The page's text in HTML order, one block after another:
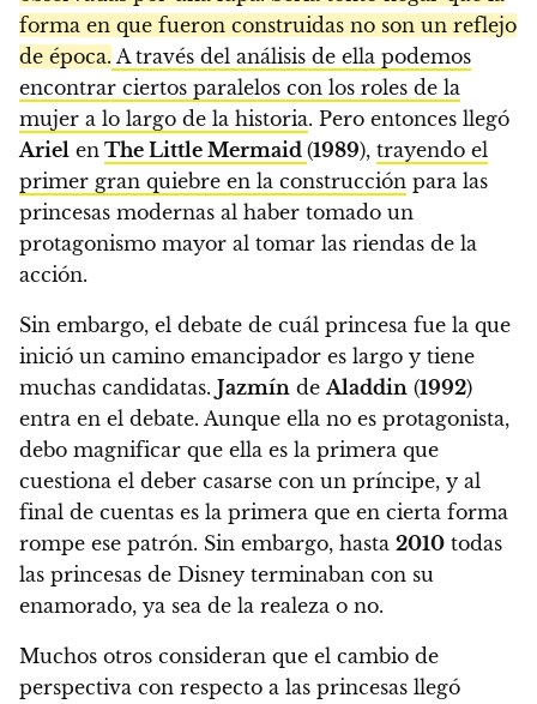
forma en que fueron construidas no son un reflejo
de época. A través del análisis de ella podemos
encontrar ciertos paralelos con los roles de la
mujer a lo largo de la historia. Pero entonces llegó
Ariel en The Little Mermaid (1989), trayendo el
primer gran quiebre en la construcción para las
princesas modernas al haber tomado un
protagonismo mayor al tomar las riendas de la
acción.
Sin embargo, el debate de cuál princesa fue la que
inició un camino emancipador es largo y tiene
muchas candidatas. Jazmín de Aladdin (1992)
entra en el debate. Aunque ella no es protagonista,
debo magnificar que ella es la primera que
cuestiona el deber casarse con un príncipe, y al
final de cuentas es la primera que en cierta forma
rompe ese patrón. Sin embargo, hasta 2010 todas
las princesas de Disney terminaban con su
enamorado, ya sea de la realeza o no.
Muchos otros consideran que el cambio de
perspectiva con respecto a las princesas llegó